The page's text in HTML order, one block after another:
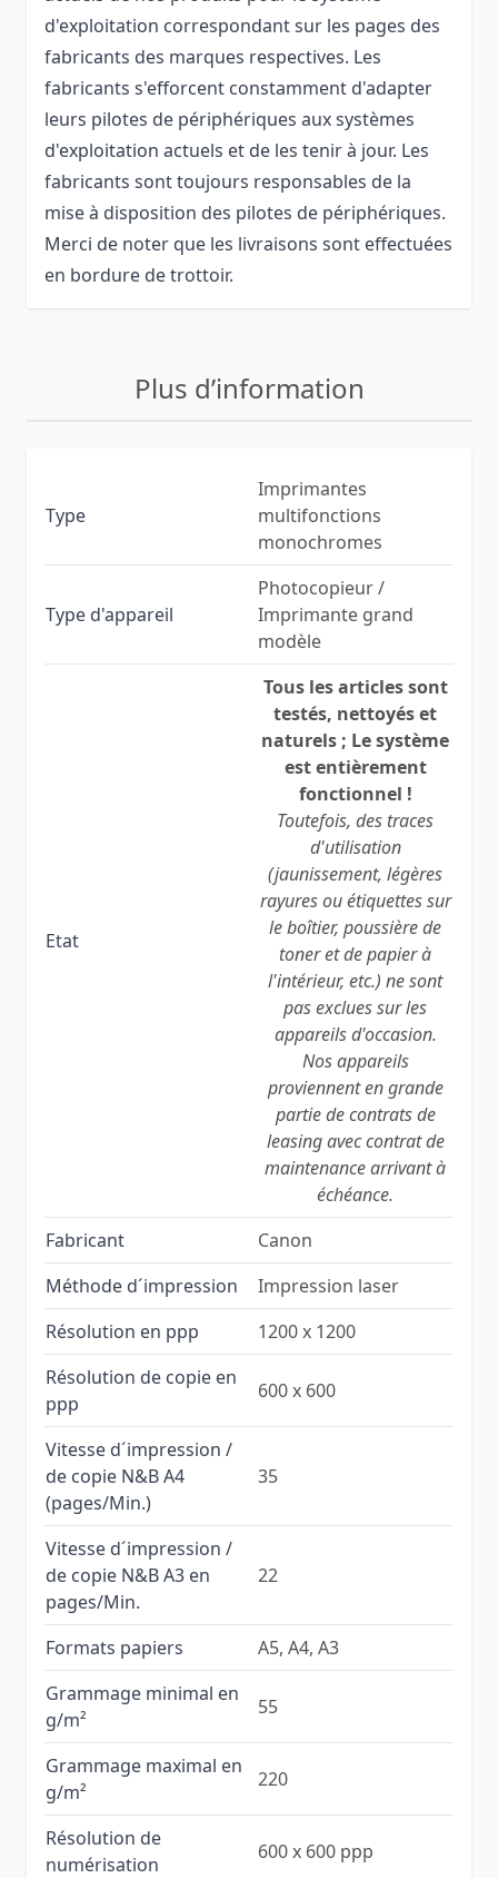
d'exploitation correspondant sur les pages des
fabricants des marques respectives. Les
fabricants s'efforcent constamment d'adapter
leurs pilotes de périphériques aux systèmes
d'exploitation actuels et de les tenir à jour. Les
fabricants sont toujours responsables de la
mise à disposition des pilotes de périphériques.
Merci de noter que les livraisons sont effectuées
en bordure de trottoir.
Plus d’information
Type
Imprimantes
multifonctions
monochromes
Type d'appareil
Photocopieur /
Imprimante grand
modèle
Etat
Tous les articles sont
testés, nettoyés et
naturels ; Le système
est entièrement
fonctionnel !
Toutefois, des traces
d'utilisation
(jaunissement, légères
rayures ou étiquettes sur
le boîtier, poussière de
toner et de papier à
l'intérieur, etc.) ne sont
pas exclues sur les
appareils d'occasion.
Nos appareils
proviennent en grande
partie de contrats de
leasing avec contrat de
maintenance arrivant à
échéance.
Fabricant
Canon
Méthode d´impression
Impression laser
Résolution en ppp
1200 x 1200
Résolution de copie en
ppp
600 x 600
Vitesse d´impression /
de copie N&B A4
(pages/Min.)
35
Vitesse d´impression /
de copie N&B A3 en
pages/Min.
22
Formats papiers
A5, A4, A3
Grammage minimal en
g/m²
55
Grammage maximal en
g/m²
220
Résolution de
numérisation
600 x 600 ppp